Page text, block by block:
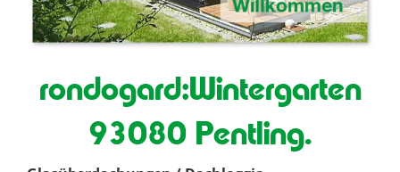
rondogard:Wintergarten
93080 Pentling.